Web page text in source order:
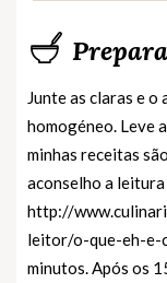
Junte as claras e o
homogéneo. Leve
minhas receitas
aconselho a
http://
leitor/o-que-eh-e-
minutos. Após os